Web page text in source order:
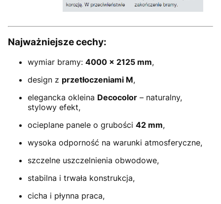
Najważniejsze cechy:
wymiar bramy: 4000 × 2125 mm,
design z przetłoczeniami M,
elegancka okleina Decocolor – naturalny,
stylowy efekt,
ocieplane panele o grubości 42 mm,
wysoka odporność na warunki atmosferyczne,
szczelne uszczelnienia obwodowe,
stabilna i trwała konstrukcja,
cicha i płynna praca,